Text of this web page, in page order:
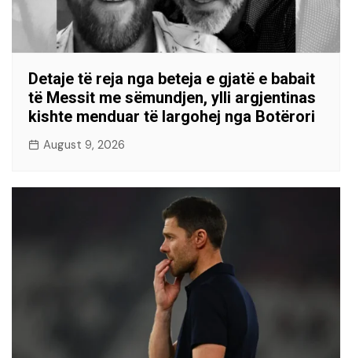
Detaje të reja nga beteja e gjatë e babait
të Messit me sëmundjen, ylli argjentinas
kishte menduar të largohej nga Botërori
August 9, 2026